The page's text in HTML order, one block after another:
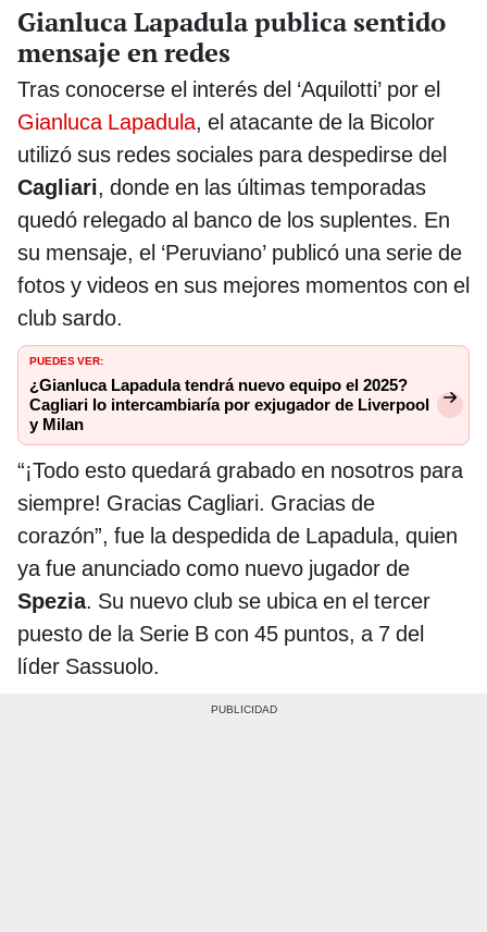
Gianluca Lapadula publica sentido
mensaje en redes
Tras conocerse el interés del ‘Aquilotti’ por el
Gianluca Lapadula, el atacante de la Bicolor
utilizó sus redes sociales para despedirse del
Cagliari, donde en las últimas temporadas
quedó relegado al banco de los suplentes. En
su mensaje, el ‘Peruviano’ publicó una serie de
fotos y videos en sus mejores momentos con el
club sardo.
PUEDES VER:
¿Gianluca Lapadula tendrá nuevo equipo el 2025?
Cagliari lo intercambiaría por exjugador de Liverpool
y Milan
“¡Todo esto quedará grabado en nosotros para
siempre! Gracias Cagliari. Gracias de
corazón”, fue la despedida de Lapadula, quien
ya fue anunciado como nuevo jugador de
Spezia. Su nuevo club se ubica en el tercer
puesto de la Serie B con 45 puntos, a 7 del
líder Sassuolo.